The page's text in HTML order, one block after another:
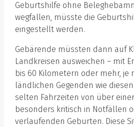
Geburtshilfe ohne
wegfallen, müsste die
eingestellt werden.
Gebärende müssten dann auf
Landkreisen ausweichen – mit
bis 60 Kilometern oder mehr, je
ländlichen Gegenden wie
selten Fahrzeiten von über
besonders kritisch in Notfällen
verlaufenden Geburten. Diese